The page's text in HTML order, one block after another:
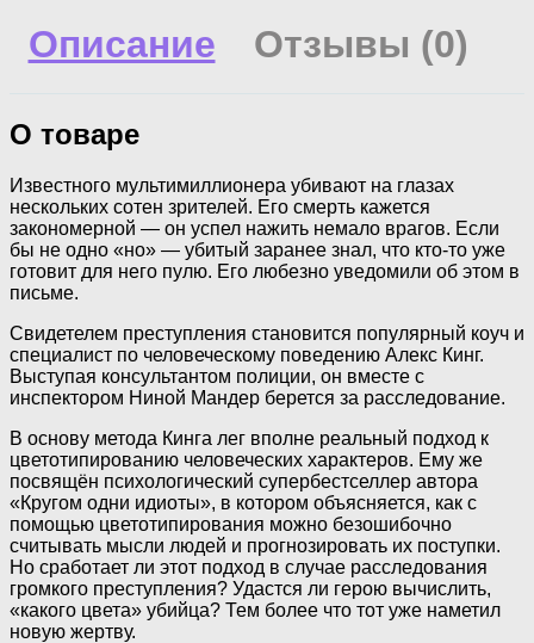
Описание Отзывы (0)
О товаре
Известного мультимиллионера убивают на глазах
нескольких сотен зрителей. Его смерть кажется
закономерной — он успел нажить немало врагов. Если
бы не одно «но» — убитый заранее знал, что кто-то уже
готовит для него пулю. Его любезно уведомили об этом в
письме.
Свидетелем преступления становится популярный коуч и
специалист по человеческому поведению Алекс Кинг.
Выступая консультантом полиции, он вместе с
инспектором Ниной Мандер берется за расследование.
В основу метода Кинга лег вполне реальный подход к
цветотипированию человеческих характеров. Ему же
посвящён психологический супербестселлер автора
«Кругом одни идиоты», в котором объясняется, как с
помощью цветотипирования можно безошибочно
считывать мысли людей и прогнозировать их поступки.
Но сработает ли этот подход в случае расследования
громкого преступления? Удастся ли герою вычислить,
«какого цвета» убийца? Тем более что тот уже наметил
новую жертву.